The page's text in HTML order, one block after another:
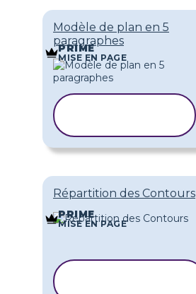
Modèle de plan en 5
paragraphes
PRIME
MISE EN PAGE
Répartition des Contours
PRIME
MISE EN PAGE